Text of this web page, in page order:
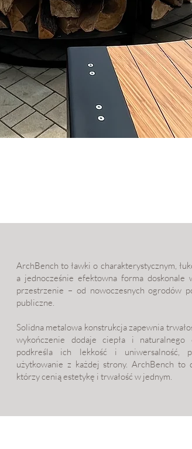
ArchBench to ławki o charakterystycznym,
a jednocześnie efektowna forma
przestrzenie – od nowoczesnych ogrodów
publiczne.
Solidna metalowa konstrukcja zapewnia
wykończenie dodaje ciepła i naturalnego
podkreśla ich lekkość i uniwersalność,
użytkowanie z każdej strony. ArchBench to
którzy cenią estetykę i trwałość w jednym.